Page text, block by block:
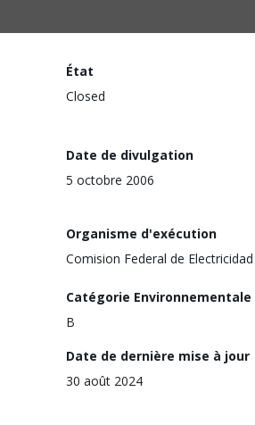
État
Closed
Date de divulgation
5 octobre 2006
Organisme d'exécution
Comision Federal de Electricidad
Catégorie Environnementale
B
Date de dernière mise à jour
30 août 2024